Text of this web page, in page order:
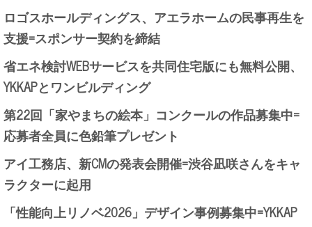
ロゴスホールディングス、アエラホームの民事再生を
支援=スポンサー契約を締結
省エネ検討WEBサービスを共同住宅版にも無料公開、
YKKAPとワンビルディング
第22回「家やまちの絵本」コンクールの作品募集中=
応募者全員に色鉛筆プレゼント
アイ工務店、新CMの発表会開催=渋谷凪咲さんをキャ
ラクターに起用
「性能向上リノベ2026」デザイン事例募集中=YKKAP